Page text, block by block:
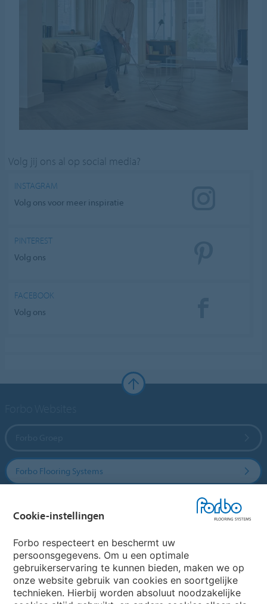
Volg jij ons al op social media?
INSTAGRAM
Volg ons voor meer inspiratie
PINTEREST
Volg ons
FACEBOOK
Volg ons
Forbo Flooring Systems
Website
Kies uw land
Cookie-instellingen
Forbo respecteert en beschermt uw
persoonsgegevens. Om u een optimale
gebruikerservaring te kunnen bieden, maken we op
onze website gebruik van cookies en soortgelijke
technieken. Hierbij worden absoluut noodzakelijke